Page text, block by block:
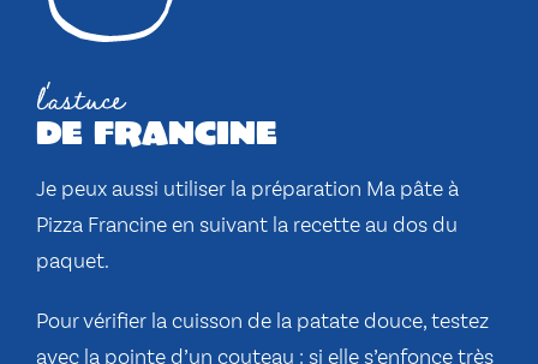
l'astuce
de francine
Je peux aussi utiliser la préparation Ma pâte à
Pizza Francine en suivant la recette au dos du
paquet.
Pour vérifier la cuisson de la patate douce, testez
avec la pointe d’un couteau : si elle s’enfonce très